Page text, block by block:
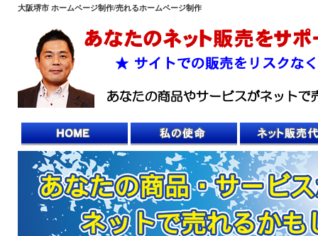
大阪堺市 ホームページ制作/売れるホームページ制作